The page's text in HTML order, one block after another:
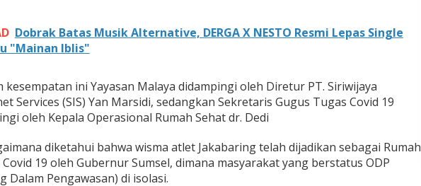
h
S
e
t
C
o
d
1
Dobrak Batas Musik Alternative, DERGA X NESTO Resmi Lepas Single
"Mainan Iblis"
kesempatan ini Yayasan Malaya didampingi oleh Diretur PT. Siriwijaya
Services (SIS) Yan Marsidi, sedangkan Sekretaris Gugus Tugas Covid 19
oleh Kepala Operasional Rumah Sehat dr. Dedi
diketahui bahwa wisma atlet Jakabaring telah dijadikan sebagai Rumah
Covid 19 oleh Gubernur Sumsel, dimana masyarakat yang berstatus ODP
Dalam Pengawasan) di isolasi.